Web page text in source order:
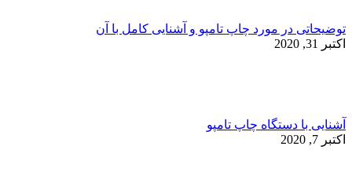
توضیحاتی در مورد چاپ تامپو و آشنایی کامل با آن
اکتبر 31, 2020
آشنایی با دستگاه چاپ تامپو
اکتبر 7, 2020